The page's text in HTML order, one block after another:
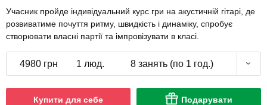
Учасник пройде індивідуальний курс гри на акустичній гітарі, де
розвиватиме почуття ритму, швидкість і динаміку, спробує
створювати власні партії та імпровізувати в класі.
4980 грн 1 люд. 8 занять (по 1 год.)
Купити для себе Подарувати